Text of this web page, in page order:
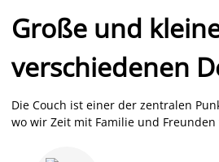
Große und
verschiedenen
Die Couch ist einer der zentralen
wo wir Zeit mit Familie und
Modellen, Farben und Materialien.